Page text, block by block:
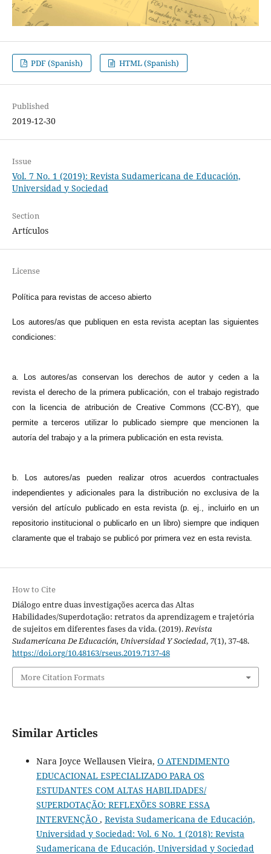
PDF (Spanish) HTML (Spanish)
Published
2019-12-30
Issue
Vol. 7 No. 1 (2019): Revista Sudamericana de Educación,
Universidad y Sociedad
Section
Artículos
License
Política para revistas de acceso abierto
Los autores/as que publiquen en esta revista aceptan las siguientes
condiciones:
a. Los autores/as conservan los derechos de autor y ceden a la
revista el derecho de la primera publicación, con el trabajo registrado
con la licencia de atribución de Creative Commons (CC-BY), que
permite a terceros utilizar lo publicado siempre que mencionen la
autoría del trabajo y a la primera publicación en esta revista.
b. Los autores/as pueden realizar otros acuerdos contractuales
independientes y adicionales para la distribución no exclusiva de la
versión del artículo publicado en esta revista (p. ej., incluirlo en un
repositorio institucional o publicarlo en un libro) siempre que indiquen
claramente que el trabajo se publicó por primera vez en esta revista.
How to Cite
Diálogo entre duas investigações acerca das Altas
Habilidades/Superdotação: retratos da aprendizagem e trajetória
de sujeitos em diferentes fases da vida. (2019).Revista
Sudamericana De Educación, Universidad Y Sociedad, 7(1), 37-48.
https://doi.org/10.48163/rseus.2019.7137-48
More Citation Formats
Similar Articles
Nara Joyce Wellausen Vieira, O ATENDIMENTO
EDUCACIONAL ESPECIALIZADO PARA OS
ESTUDANTES COM ALTAS HABILIDADES/
SUPERDOTAÇÃO: REFLEXÕES SOBRE ESSA
INTERVENÇÃO , Revista Sudamericana de Educación,
Universidad y Sociedad: Vol. 6 No. 1 (2018): Revista
Sudamericana de Educación, Universidad y Sociedad